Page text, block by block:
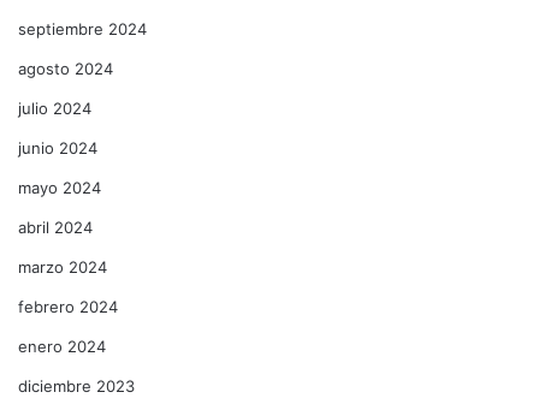
septiembre 2024
agosto 2024
julio 2024
junio 2024
mayo 2024
abril 2024
marzo 2024
febrero 2024
enero 2024
diciembre 2023